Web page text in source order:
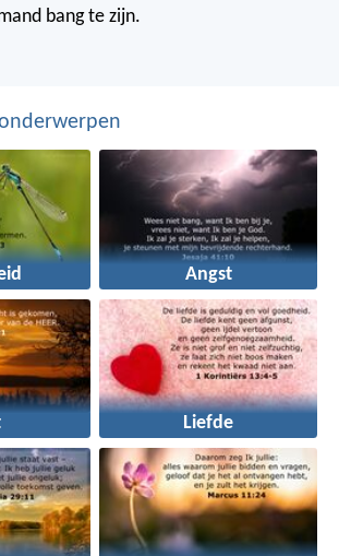
bang te zijn.
Angst
Liefde